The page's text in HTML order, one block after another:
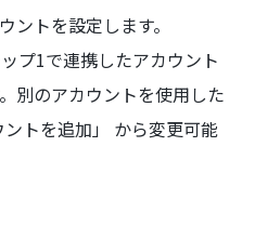
トを設定します。
プ1で連携したアカウント
別のアカウントを使用した
トを追加」 から変更可能